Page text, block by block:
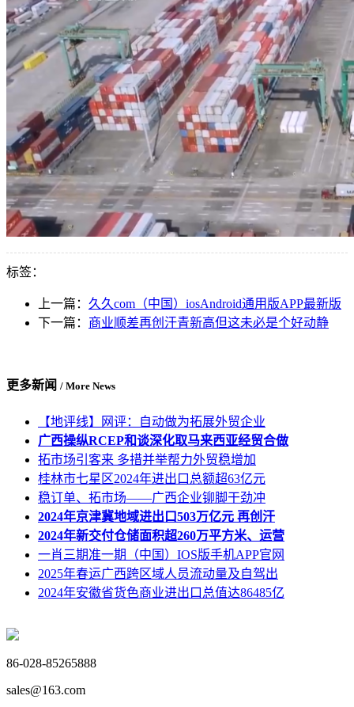
标签：
上一篇： 久久com（中国）iosAndroid通用版APP最新版
下一篇： 商业顺差再创汗青新高但这未必是个好动静
更多新闻 / More News
【地评线】网评：自动做为拓展外贸企业
广西操纵RCEP和谈深化取马来西亚经贸合做
拓市场引客来 多措并举帮力外贸稳增加
桂林市七星区2024年进出口总额超63亿元
稳订单、拓市场——广西企业铆脚干劲冲
2024年京津冀地域进出口503万亿元 再创汗
2024年新交付仓储面积超260万平方米、运营
一肖三期准一期（中国）IOS版手机APP官网
2025年春运广西跨区域人员流动量及自驾出
2024年安徽省货色商业进出口总值达86485亿
86-028-85265888
sales@163.com